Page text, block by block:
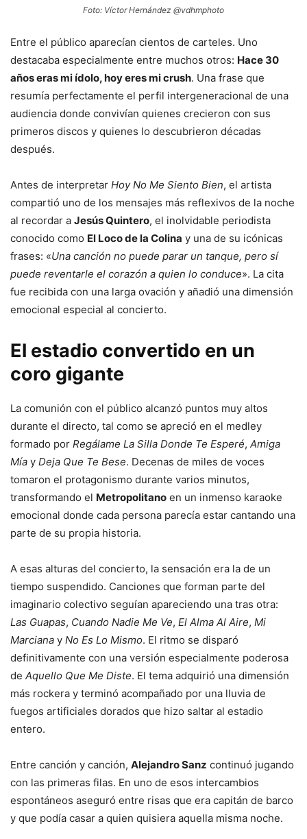
Foto: Víctor Hernández @vdhmphoto
Entre el público aparecían cientos de carteles. Uno
destacaba especialmente entre muchos otros: Hace 30
años eras mi ídolo, hoy eres mi crush. Una frase que
resumía perfectamente el perfil intergeneracional de una
audiencia donde convivían quienes crecieron con sus
primeros discos y quienes lo descubrieron décadas
después.
Antes de interpretar Hoy No Me Siento Bien, el artista
compartió uno de los mensajes más reflexivos de la noche
al recordar a Jesús Quintero, el inolvidable periodista
conocido como El Loco de la Colina y una de su icónicas
frases: «Una canción no puede parar un tanque, pero sí
puede reventarle el corazón a quien lo conduce». La cita
fue recibida con una larga ovación y añadió una dimensión
emocional especial al concierto.
El estadio convertido en un
coro gigante
La comunión con el público alcanzó puntos muy altos
durante el directo, tal como se apreció en el medley
formado por Regálame La Silla Donde Te Esperé, Amiga
Mía y Deja Que Te Bese. Decenas de miles de voces
tomaron el protagonismo durante varios minutos,
transformando el Metropolitano en un inmenso karaoke
emocional donde cada persona parecía estar cantando una
parte de su propia historia.
A esas alturas del concierto, la sensación era la de un
tiempo suspendido. Canciones que forman parte del
imaginario colectivo seguían apareciendo una tras otra:
Las Guapas, Cuando Nadie Me Ve, El Alma Al Aire, Mi
Marciana y No Es Lo Mismo. El ritmo se disparó
definitivamente con una versión especialmente poderosa
de Aquello Que Me Diste. El tema adquirió una dimensión
más rockera y terminó acompañado por una lluvia de
fuegos artificiales dorados que hizo saltar al estadio
entero.
Entre canción y canción, Alejandro Sanz continuó jugando
con las primeras filas. En uno de esos intercambios
espontáneos aseguró entre risas que era capitán de barco
y que podía casar a quien quisiera aquella misma noche.